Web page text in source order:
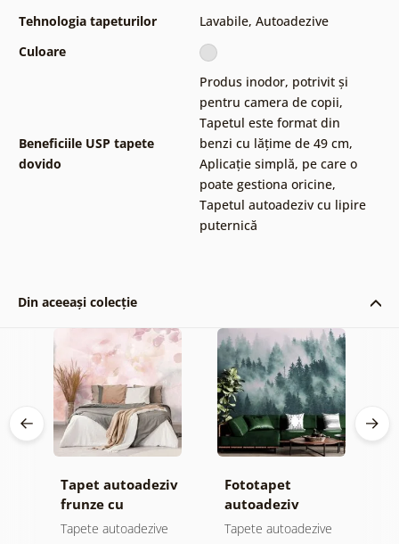
Tehnologia tapeturilor
Lavabile, Autoadezive
Culoare
Beneficiile USP tapete
dovido
Produs inodor, potrivit și
pentru camera de copii,
Tapetul este format din
benzi cu lățime de 49 cm,
Aplicație simplă, pe care o
poate gestiona oricine,
Tapetul autoadeziv cu lipire
puternică
Din aceeași colecție
Tapet autoadeziv
frunze cu
atingere
Tapete autoadezive
Fototapet
autoadeziv
pădure în ceață
Tapete autoadezive